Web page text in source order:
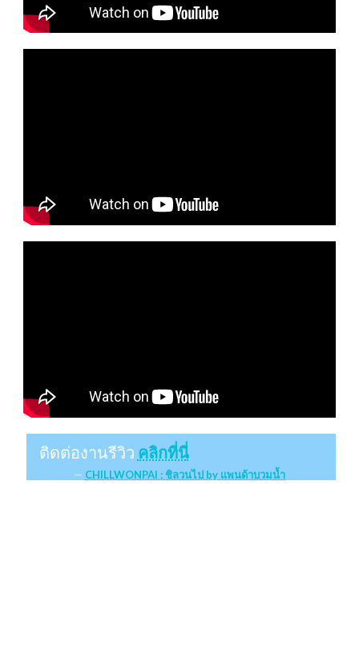
ติดต่องานรีวิว คลิกที่นี่
CHILLWONPAI : ชิลวนไป by แพนด้าบวมน้ำ